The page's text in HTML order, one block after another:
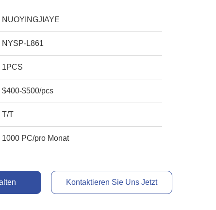
NUOYINGJIAYE
NYSP-L861
1PCS
$400-$500/pcs
T/T
1000 PC/pro Monat
Kontaktieren Sie Uns Jetzt